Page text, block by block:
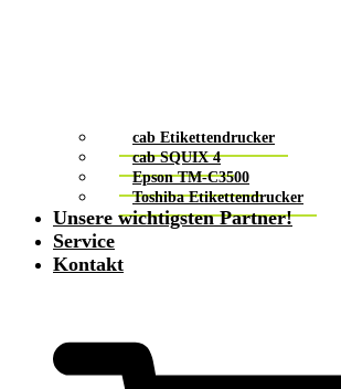
cab Etikettendrucker
cab SQUIX 4
Epson TM-C3500
Toshiba Etikettendrucker
Unsere wichtigsten Partner!
Service
Kontakt